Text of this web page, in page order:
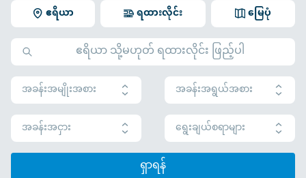
ဧရိယာ မြေပုံ
ရထားလိုင်း
အခန်းအမျိုးအစား
အခန်းအရွယ်အစား
အခန်းအငှား
ရွေးချယ်စရာများ
ရှာရန်